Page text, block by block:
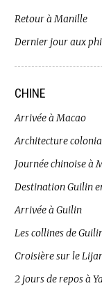
Retour à Manille
Dernier jour aux
CHINE
Arrivée à Macao
Architecture
Journée chinoise à
Destination Guilin
Arrivée à Guilin
Les collines de
Croisière sur le
2 jours de repos à